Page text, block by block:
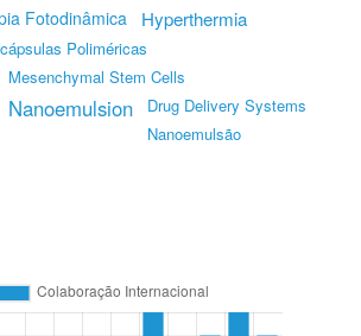
Fotodinâmica Hyperthermia
Poliméricas
Mesenchymal Stem Cells
Nanoemulsion
Drug Delivery Systems
Nanoemulsão